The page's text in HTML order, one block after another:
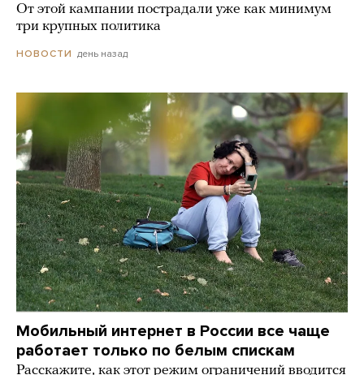
От этой кампании пострадали уже как минимум
три крупных политика
НОВОСТИ день назад
Мобильный интернет в России все чаще
работает только по белым спискам
Расскажите, как этот режим ограничений вводится